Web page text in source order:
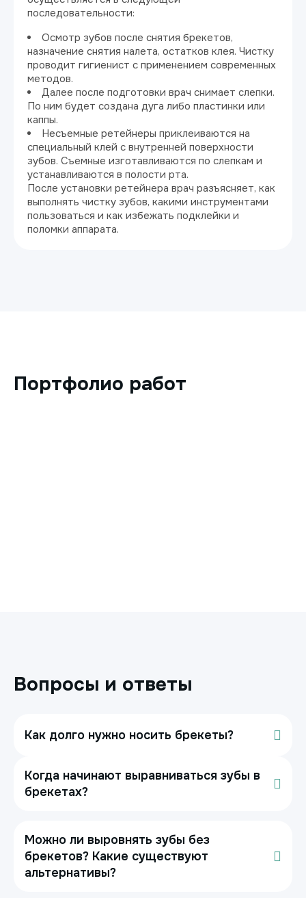
последовательности:
Осмотр зубов после снятия брекетов,
назначение снятия налета, остатков клея. Чистку
проводит гигиенист с применением современных
методов.
Далее после подготовки врач снимает слепки.
По ним будет создана дуга либо пластинки или
каппы.
Несъемные ретейнеры приклеиваются на
специальный клей с внутренней поверхности
зубов. Съемные изготавливаются по слепкам и
устанавливаются в полости рта.
После установки ретейнера врач разъясняет, как
выполнять чистку зубов, какими инструментами
пользоваться и как избежать подклейки и
поломки аппарата.
Портфолио работ
Вопросы и ответы
Как долго нужно носить брекеты?
Когда начинают выравниваться зубы в
брекетах?
Можно ли выровнять зубы без
брекетов? Какие существуют
альтернативы?